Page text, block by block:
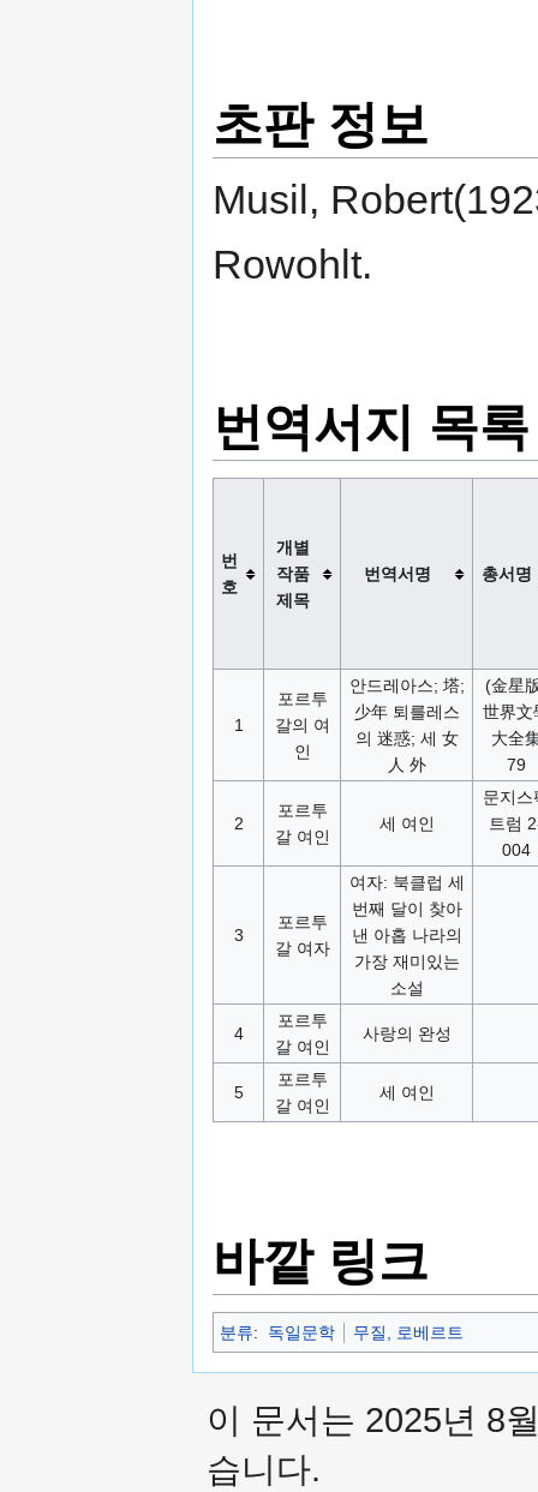
초판 정보
Musil,
Rowohlt.
번역서지 목록
번
호
개별
작품
제목
번역서명 총서명
1
포르투
갈의 여
인
안드레아스; 塔;
少年 퇴를레스
의 迷惑; 세 女
人 外
(金星
世界文
大全
79
2
포르투
갈 여인
세 여인
문지스
트럼
004
3
포르투
갈 여자
여자: 북클럽 세
번째 달이 찾아
낸 아홉 나라의
가장 재미있는
소설
4
포르투
갈 여인
사랑의 완성
5
포르투
갈 여인
세 여인
바깥 링크
분류: 독일문학 무질, 로베르트
이 문서는 2025년 8
습니다.